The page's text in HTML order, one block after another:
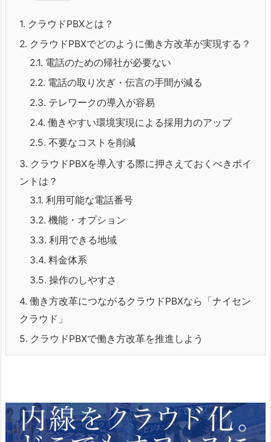
1. クラウドPBXとは？
2. クラウドPBXでどのように働き方改革が実現する？
2.1. 電話のための帰社が必要ない
2.2. 電話の取り次ぎ・伝言の手間が減る
2.3. テレワークの導入が容易
2.4. 働きやすい環境実現による採用力のアップ
2.5. 不要なコストを削減
3. クラウドPBXを導入する際に押さえておくべきポイ
ントは？
3.1. 利用可能な電話番号
3.2. 機能・オプション
3.3. 利用できる地域
3.4. 料金体系
3.5. 操作のしやすさ
4. 働き方改革につながるクラウドPBXなら「ナイセン
クラウド」
5. クラウドPBXで働き方改革を推進しよう